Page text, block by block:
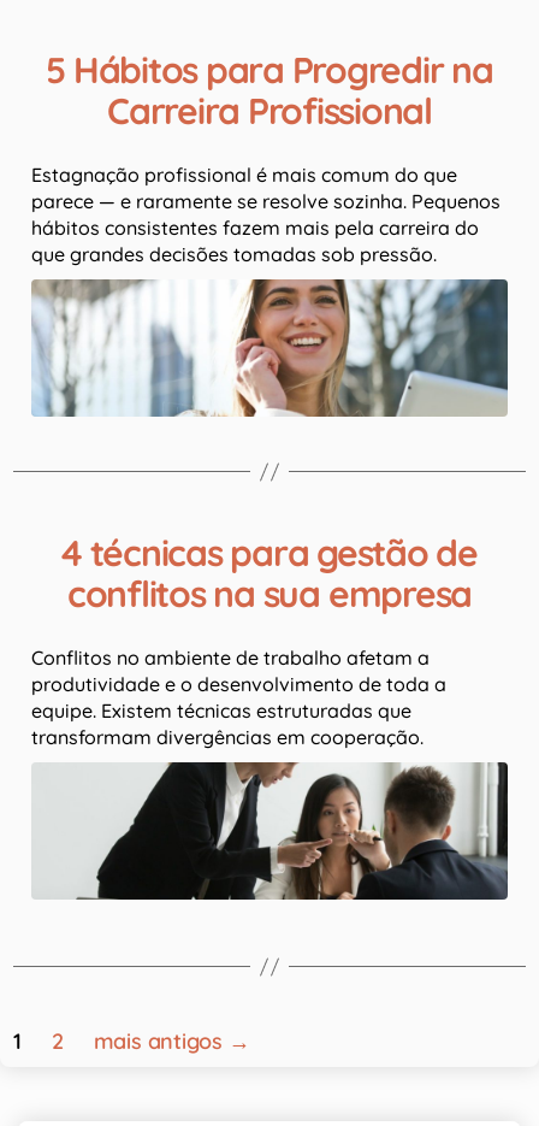
5 Hábitos para Progredir na
Carreira Profissional
Estagnação profissional é mais comum do que
parece — e raramente se resolve sozinha. Pequenos
hábitos consistentes fazem mais pela carreira do
que grandes decisões tomadas sob pressão.
4 técnicas para gestão de
conflitos na sua empresa
Conflitos no ambiente de trabalho afetam a
produtividade e o desenvolvimento de toda a
equipe. Existem técnicas estruturadas que
transformam divergências em cooperação.
1 2 mais antigos →